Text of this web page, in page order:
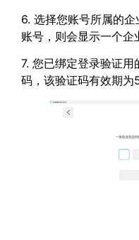
6. 选择您账号所属的
账号，则会显示一个企
7. 您已绑定登录验证
码，该验证码有效期为5